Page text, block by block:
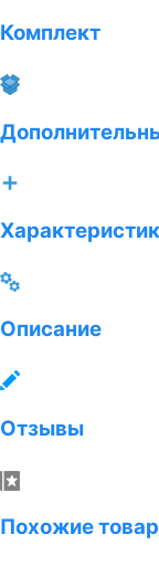
Комплект
Описание
Отзывы
Похожие